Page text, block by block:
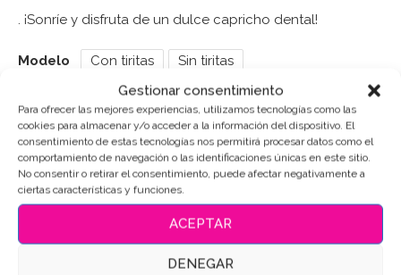
Gestionar consentimiento
Para ofrecer las mejores experiencias, utilizamos tecnologías como las
cookies para almacenar y/o acceder a la información del dispositivo. El
consentimiento de estas tecnologías nos permitirá procesar datos como el
comportamiento de navegación o las identificaciones únicas en este sitio.
No consentir o retirar el consentimiento, puede afectar negativamente a
ciertas características y funciones.
ACEPTAR
DENEGAR
. ¡Sonríe y disfruta de un dulce capricho dental!
Modelo Con tiritas Sin tiritas
Contento Triste
Puedes consultar los ingredientesaquí .
AÑADIR AL CARRITO